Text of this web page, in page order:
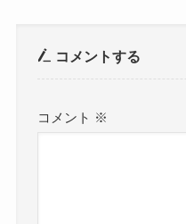
コメントする
コメント ※